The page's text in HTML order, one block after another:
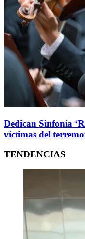
Dedican Sinfonía
víctimas del
TENDENCIAS